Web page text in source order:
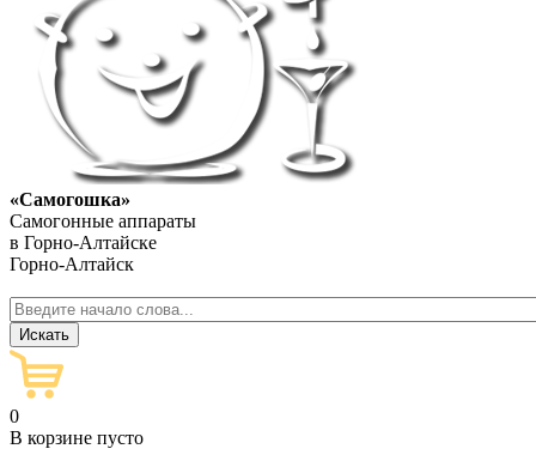
«Самогошка»
Самогонные аппараты
в Горно-Алтайске
Горно-Алтайск
0
В корзине пусто